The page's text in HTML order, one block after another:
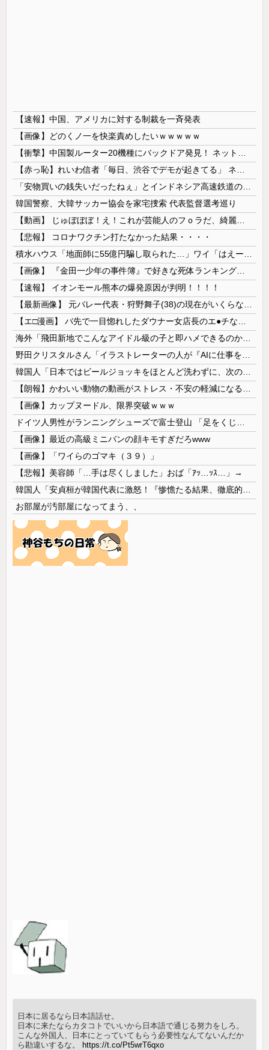
【速報】中国、アメリカに対する制裁を一斉発表
【画像】どのくノ一を快楽責めしたいｗｗｗｗｗ
韓国警察、大韓サッカー協会を家宅捜索 代表監督選考巡り
【悲報】 コロナワクチン打たなかった結果・・・・
【速報】 イオンモール熊本の爆発原因が判明！！！！
【画像】カップヌードル、限界突破ｗｗｗ
【画像】最近の高級ミニバンの顔キモすぎだろwww
【画像】「ワイらのゴマキ（３９）」
【悲報】美容師「…手は尽くしました」おば「ｱｯ…ｯｽ…」→
お部屋が汚部屋になってまう、、
日本に居るなら日本語話せ。
日本に来たならカタコトでいいから日本語で通じる努力をしろ。
こんな外国人、日本にとっていてもらう必要性なんてないんだか
ら勘違いするな。 https://t.co/Pt5wrT6qxo